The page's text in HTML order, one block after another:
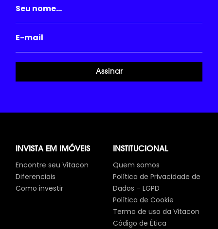
Assinar
INVISTA EM IMÓVEIS
Encontre seu Vitacon
Diferenciais
Como investir
INSTITUCIONAL
Quem somos
Política de Privacidade de
Dados – LGPD
Política de Cookie
Termo de uso da Vitacon
Código de Ética